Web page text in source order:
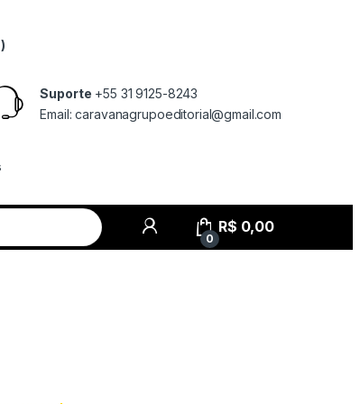
Suporte +55 31 9125-8243
Email: caravanagrupoeditorial@gmail.com
0
R$ 0,00